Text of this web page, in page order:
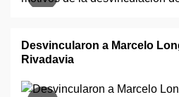
Desvincularon a Marcelo
Rivadavia